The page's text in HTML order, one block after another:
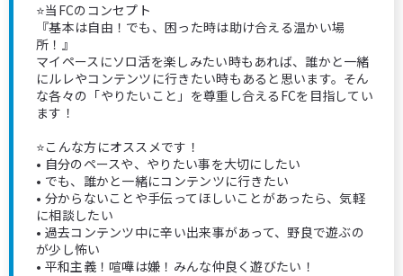
⭐️当FCのコンセプト
『基本は自由！でも、困った時は助け合える温かい場
所！』
マイペースにソロ活を楽しみたい時もあれば、誰かと一緒
にルレやコンテンツに行きたい時もあると思います。そん
な各々の「やりたいこと」を尊重し合えるFCを目指してい
ます！
⭐️こんな方にオススメです！
• 自分のペースや、やりたい事を大切にしたい
• でも、誰かと一緒にコンテンツに行きたい
• 分からないことや手伝ってほしいことがあったら、気軽
に相談したい
• 過去コンテンツ中に辛い出来事があって、野良で遊ぶの
が少し怖い
• 平和主義！喧嘩は嫌！みんな仲良く遊びたい！